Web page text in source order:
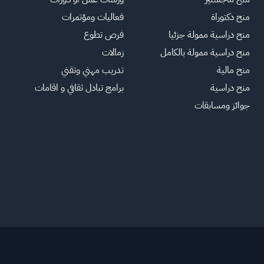
منح دكتوراة
منح دراسية ممولة جزئيا
منح دراسية ممولة بالكامل
منح مالية
منح دراسية
جوائز ومسابقات
فعاليات ومؤتمرات
فرص تطوع
زمالات
تدريب مهني وتقني
برامج تبادل ثقافي و اقامات